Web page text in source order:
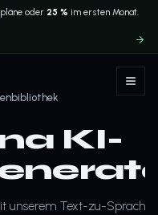
oder 25 % im ersten Monat.
KI-
unserem Text-zu-Sprache-